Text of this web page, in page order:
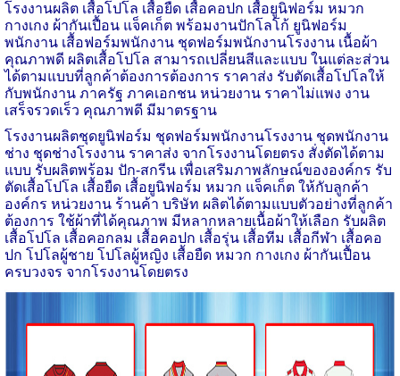
โรงงานผลิต เสื้อโปโล เสื้อยืด เสื้อคอปก เสื้อยูนิฟอร์ม หมวก
กางเกง ผ้ากันเปื้อน แจ็คเก็ต พร้อมงานปักโลโก้ ยูนิฟอร์ม
พนักงาน เสื้อฟอร์มพนักงาน ชุดฟอร์มพนักงานโรงงาน เนื้อผ้า
คุณภาพดี ผลิตเสื้อโปโล สามารถเปลี่ยนสีและแบบ ในแต่ละส่วน
ได้ตามแบบที่ลูกค้าต้องการต้องการ ราคาส่ง รับตัดเสื้อโปโลให้
กับพนักงาน ภาครัฐ ภาคเอกชน หน่วยงาน ราคาไม่แพง งาน
เสร็จรวดเร็ว คุณภาพดี มีมาตรฐาน
โรงงานผลิตชุดยูนิฟอร์ม ชุดฟอร์มพนักงานโรงงาน ชุดพนักงาน
ช่าง ชุดช่างโรงงาน ราคาส่ง จากโรงงานโดยตรง สั่งตัดได้ตาม
แบบ รับผลิตพร้อม ปัก-สกรีน เพื่อเสริมภาพลักษณ์ขององค์กร รับ
ตัดเสื้อโปโล เสื้อยืด เสื้อยูนิฟอร์ม หมวก แจ็คเก็ต ให้กับลูกค้า
องค์กร หน่วยงาน ร้านค้า บริษัท ผลิตได้ตามแบบตัวอย่างที่ลูกค้า
ต้องการ ใช้ผ้าที่ได้คุณภาพ มีหลากหลายเนื้อผ้าให้เลือก รับผลิต
เสื้อโปโล เสื้อคอกลม เสื้อคอปก เสื้อรุ่น เสื้อทีม เสื้อกีฬา เสื้อคอ
ปก โปโลผู้ชาย โปโลผู้หญิง เสื้อยืด หมวก กางเกง ผ้ากันเปื้อน
ครบวงจร จากโรงงานโดยตรง